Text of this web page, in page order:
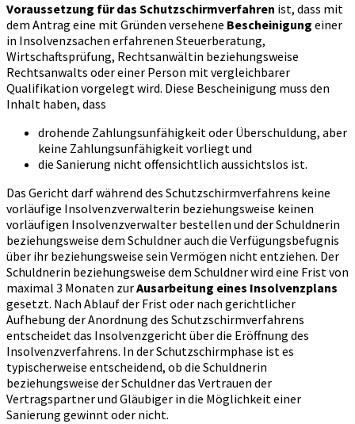
Voraussetzung für das Schutzschirmverfahren ist, dass mit
dem Antrag eine mit Gründen versehene Bescheinigung einer
in Insolvenzsachen erfahrenen Steuerberatung,
Wirtschaftsprüfung, Rechtsanwältin beziehungsweise
Rechtsanwalts oder einer Person mit vergleichbarer
Qualifikation vorgelegt wird. Diese Bescheinigung muss den
Inhalt haben, dass
drohende Zahlungsunfähigkeit oder Überschuldung, aber
keine Zahlungsunfähigkeit vorliegt und
die Sanierung nicht offensichtlich aussichtslos ist.
Das Gericht darf während des Schutzschirmverfahrens keine
vorläufige Insolvenzverwalterin beziehungsweise keinen
vorläufigen Insolvenzverwalter bestellen und der Schuldnerin
beziehungsweise dem Schuldner auch die Verfügungsbefugnis
über ihr beziehungsweise sein Vermögen nicht entziehen. Der
Schuldnerin beziehungsweise dem Schuldner wird eine Frist von
maximal 3 Monaten zurAusarbeitung eines Insolvenzplans
gesetzt. Nach Ablauf der Frist oder nach gerichtlicher
Aufhebung der Anordnung des Schutzschirmverfahrens
entscheidet das Insolvenzgericht über die Eröffnung des
Insolvenzverfahrens. In der Schutzschirmphase ist es
typischerweise entscheidend, ob die Schuldnerin
beziehungsweise der Schuldner das Vertrauen der
Vertragspartner und Gläubiger in die Möglichkeit einer
Sanierung gewinnt oder nicht.